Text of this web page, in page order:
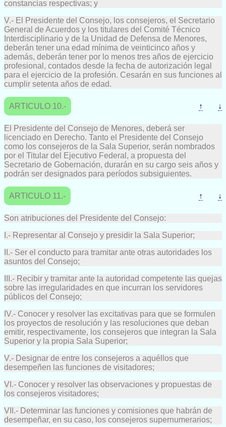
constancias respectivas; y
V.- El Presidente del Consejo, los consejeros, el Secretario
General de Acuerdos y los titulares del Comité Técnico
Interdisciplinario y de la Unidad de Defensa de Menores,
deberán tener una edad mínima de veinticinco años y
además, deberán tener por lo menos tres años de ejercicio
profesional, contados desde la fecha de autorización legal
para el ejercicio de la profesión. Cesarán en sus funciones al
cumplir setenta años de edad.
ARTICULO 10.- ↑ ↓
El Presidente del Consejo de Menores, deberá ser
licenciado en Derecho. Tanto el Presidente del Consejo
como los consejeros de la Sala Superior, serán nombrados
por el Titular del Ejecutivo Federal, a propuesta del
Secretario de Gobernación, durarán en su cargo seis años y
podrán ser designados para períodos subsiguientes.
ARTICULO 11.- ↑ ↓
Son atribuciones del Presidente del Consejo:
I.- Representar al Consejo y presidir la Sala Superior;
II.- Ser el conducto para tramitar ante otras autoridades los
asuntos del Consejo;
III.- Recibir y tramitar ante la autoridad competente las quejas
sobre las irregularidades en que incurran los servidores
públicos del Consejo;
IV.- Conocer y resolver las excitativas para que se formulen
los proyectos de resolución y las resoluciones que deban
emitir, respectivamente, los consejeros que integran la Sala
Superior y la propia Sala Superior;
V.- Designar de entre los consejeros a aquéllos que
desempeñen las funciones de visitadores;
VI.- Conocer y resolver las observaciones y propuestas de
los consejeros visitadores;
VII.- Determinar las funciones y comisiones que habrán de
desempeñar, en su caso, los consejeros supernumerarios;